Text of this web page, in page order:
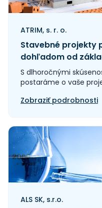
ATRIM, s. r. o.
Stavebné projekty
dohľadom od
S dlhoročnými
postaráme o vaše
Zobraziť podrobnosti
ALS SK, s.r.o.